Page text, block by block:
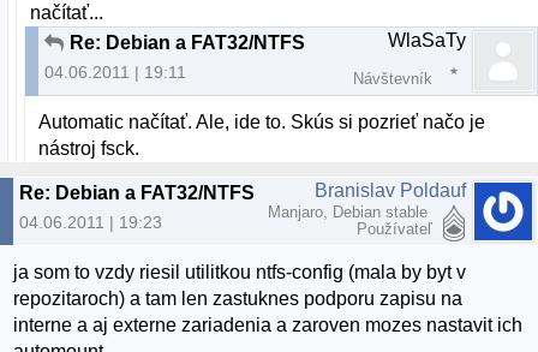
načítať...
Re: Debian a FAT32/NTFS
04.06.2011 | 19:11
WlaSaTy
Návštevník
Automatic načítať. Ale, ide to. Skús si pozrieť načo je
nástroj fsck.
Re: Debian a FAT32/NTFS
04.06.2011 | 19:23
Branislav Poldauf
Manjaro, Debian stable
Používateľ
ja som to vzdy riesil utilitkou ntfs-config (mala by byt v
repozitaroch) a tam len zastuknes podporu zapisu na
interne a aj externe zariadenia a zaroven mozes nastavit ich